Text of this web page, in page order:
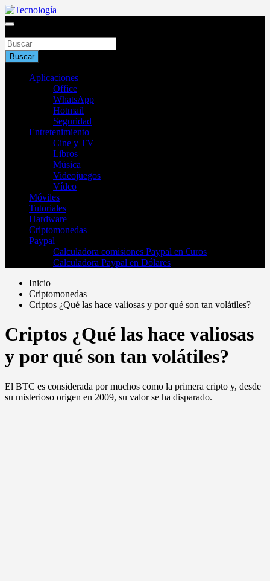
Saltar
al
Tecnología
Buscar
Aplicaciones
Office
WhatsApp
Hotmail
Seguridad
Entretenimiento
Cine y TV
Libros
Música
Videojuegos
Vídeo
Móviles
Tutoriales
Hardware
Criptomonedas
Paypal
Calculadora comisiones Paypal en €uros
Calculadora Paypal en Dólares
Inicio
Criptomonedas
Criptos ¿Qué las hace valiosas y por qué son tan volátiles?
Criptos ¿Qué las hace valiosas
y por qué son tan volátiles?
El BTC es considerada por muchos como la primera cripto y, desde
su misterioso origen en 2009, su valor se ha disparado.